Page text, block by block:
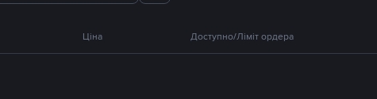
Ціна Доступно/Ліміт ордера